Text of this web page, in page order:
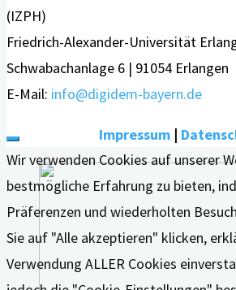
(IZPH)
Friedrich-Alexander-Universität
Schwabachanlage 6 | 91054 Erlangen
E-Mail: info@digidem-bayern.de
Impressum |
Wir verwenden Cookies auf unserer
bestmögliche Erfahrung zu bieten,
Präferenzen und wiederholten
Sie auf "Alle akzeptieren" klicken,
Verwendung ALLER Cookies